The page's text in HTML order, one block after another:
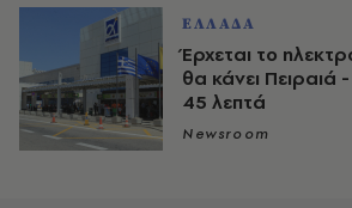
ΕΛΛΑΔΑ
Έρχεται το
θα κάνει Πειραιά
45 λεπτά
Newsroom